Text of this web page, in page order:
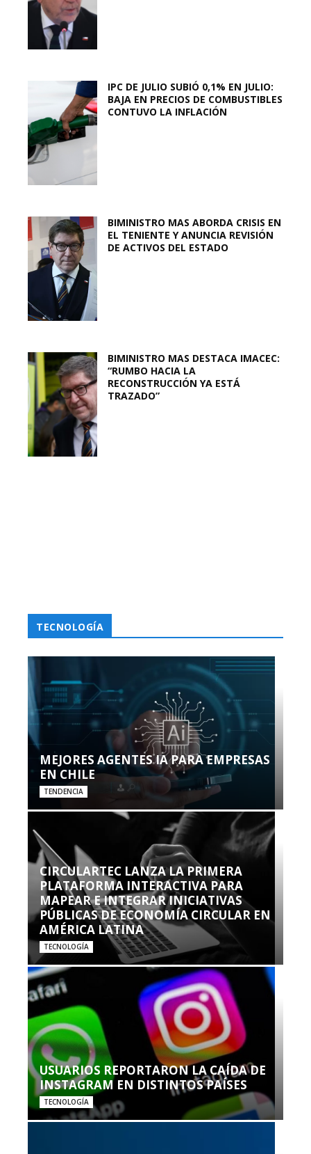
IPC DE JULIO SUBIÓ 0,1% EN JULIO:
BAJA EN PRECIOS DE COMBUSTIBLES
CONTUVO LA INFLACIÓN
BIMINISTRO MAS ABORDA CRISIS EN
EL TENIENTE Y ANUNCIA REVISIÓN
DE ACTIVOS DEL ESTADO
BIMINISTRO MAS DESTACA IMACEC:
“RUMBO HACIA LA
RECONSTRUCCIÓN YA ESTÁ
TRAZADO”
TECNOLOGÍA
MEJORES AGENTES IA PARA EMPRESAS
EN CHILE
TENDENCIA
CIRCULARTEC LANZA LA PRIMERA
PLATAFORMA INTERACTIVA PARA
MAPEAR E INTEGRAR INICIATIVAS
PÚBLICAS DE ECONOMÍA CIRCULAR EN
AMÉRICA LATINA
TECNOLOGÍA
USUARIOS REPORTARON LA CAÍDA DE
INSTAGRAM EN DISTINTOS PAÍSES
TECNOLOGÍA